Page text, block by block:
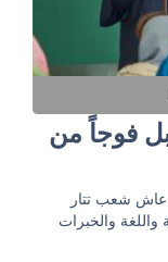
فوجاً من
عاش شعب تتار
واللغة والخبرات